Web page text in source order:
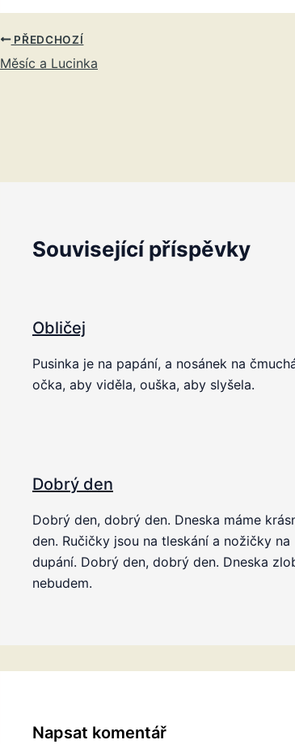
PŘEDCHOZÍ
Měsíc a Lucinka
Související příspěvky
Obličej
Pusinka je na papání, a nosánek na
očka, aby viděla, ouška, aby slyšela.
Dobrý den
Dobrý den, dobrý den. Dneska máme
den. Ručičky jsou na tleskání a nožičky na
dupání. Dobrý den, dobrý den. Dneska
nebudem.
Napsat komentář